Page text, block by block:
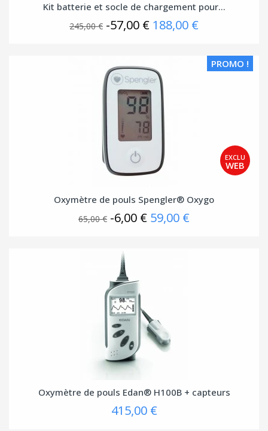
Kit batterie et socle de chargement pour...
245,00 € -57,00 € 188,00 €
PROMO !
Oxymètre de pouls Spengler® Oxygo
65,00 € -6,00 € 59,00 €
Oxymètre de pouls Edan® H100B + capteurs
415,00 €